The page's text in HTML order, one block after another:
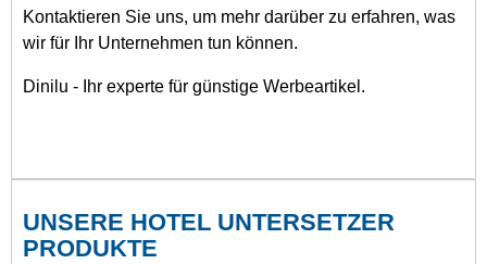
Kontaktieren Sie uns, um mehr darüber zu erfahren, was
wir für Ihr Unternehmen tun können.
Dinilu - Ihr experte für günstige Werbeartikel.
UNSERE HOTEL UNTERSETZER
PRODUKTE